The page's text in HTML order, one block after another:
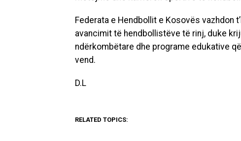
Federata e Hendbollit e Kosovës vazhdon
avancimit të hendbollistëve të rinj, duke
ndërkombëtare dhe programe edukative
vend.
D.L
RELATED TOPICS: